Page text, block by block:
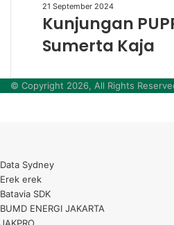
3rd
CAFO
Kunjungan
PUPR
Desa
Kaja
21 September 2024
Kunjungan
Sumerta Kaja
© Copyright 2026, All Rights
Data Sydney
Erek erek
Batavia SDK
BUMD ENERGI JAKARTA